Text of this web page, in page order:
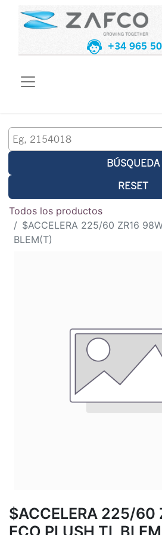
+34 965
BÚSQUEDA
RESET
Todos los productos
$ACCELERA 225/60 ZR16
BLEM(T)
$ACCELERA 225/60
ECO PLUSH TL